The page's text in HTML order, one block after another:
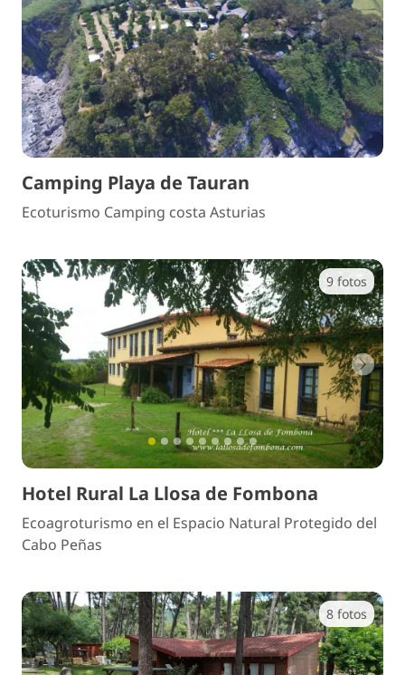
Camping Playa de Tauran
Ecoturismo Camping costa Asturias
Anterior
9 fotos
Hotel Rural La Llosa de Fombona
Ecoagroturismo en el Espacio Natural Protegido del
Cabo Peñas
8 fotos